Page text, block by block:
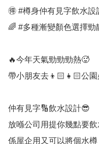
🉐️ #樽身仲有見字飲水設
🌈 #多種漸變顏色選擇勁
🔥今年天氣勁勁勁熱🥵
帶小朋友去👦🏻👧🏻公園
仲有見字🔢飲水設計😎
放喺公司用提你幾點要飲
係屋企用又可以將個水